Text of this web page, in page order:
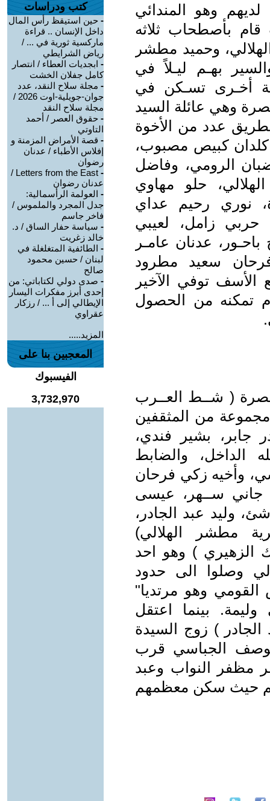
وهو المندائي
بأصطحاب ثلاثه
وحميد مطشر
بهـم ليـلاً في
أخـرى تسـكن في
وهي عائلة السيد
عدد من الأخوة
كلدان كبيص مصبوب،
الرومي، وفاضل
حلو مهاوي
نوري رحيم عداي
حربي زامل، لعيبي
عدنان عامـر
سعيد مطرود
توفي الآخير
تمكنه من الحصول
( شــط العــرب
مجموعة من المثقفين
جابر، بشير فندي،
الداخل، والضابط
وأخيه زكي فرحان
جاني ســهر، عيسى
وليد عبد الجادر،
مطشر الهلالي)
الزهيري ) وهو احد
وصلوا الى حدود
وهو مرتديا"
بينما اعتقل
) زوج السيدة
الجباسي قرب
مظفر النواب وعبد
حيث سكن معظمهم
كتب ودراسات
- حين استيقظ رأس المال
داخل الإنسان .. قراءة
ماركسية ثورية في ... /
رياض الشرايطي
- ابجديات العطاء / انتصار
كامل جفلان الخشت
- مجلة سلاح النقد، عدد
جوان-جويلية-اوت 2026 /
مجلة سلاح النقد
- حقوق العصر / أحمد
التاوتي
- قصة الأمراض المزمنة و
إفلاس الأطباء / عدنان
رضوان
-
Letters from the East /
عدنان رضوان
- العولمة الرأسمالية:
جدل المجرد والملموس /
فاخر جاسم
- سياسة حفار الساق / د.
خالد زغريت
- الطائفية المتغلغلة في
لبنان / حسين محمود
صالح
- صدى دولي لكتاباتي: من
إحدى أبرز مفكرات اليسار
الإيطالي إلى أ ... / رزكار
عقراوي
المزيد.....
المعجبين بنا على
الفيسبوك
3,732,970